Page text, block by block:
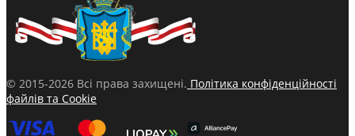
© 2015-2026 Всі права захищені. Політика конфіденційності
файлів та Cookie